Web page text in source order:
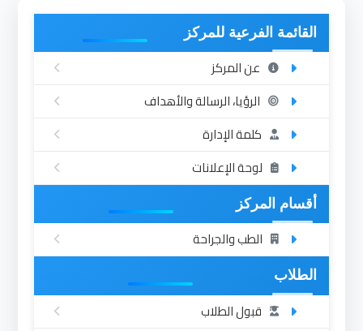
القائمة الفرعية للمركز
عن المركز
الرؤيا، الرسالة والأهداف
كلمة الإدارة
لوحة الإعلانات
أقسام المركز
الطب والجراحة
الطلاب
قبول الطلاب